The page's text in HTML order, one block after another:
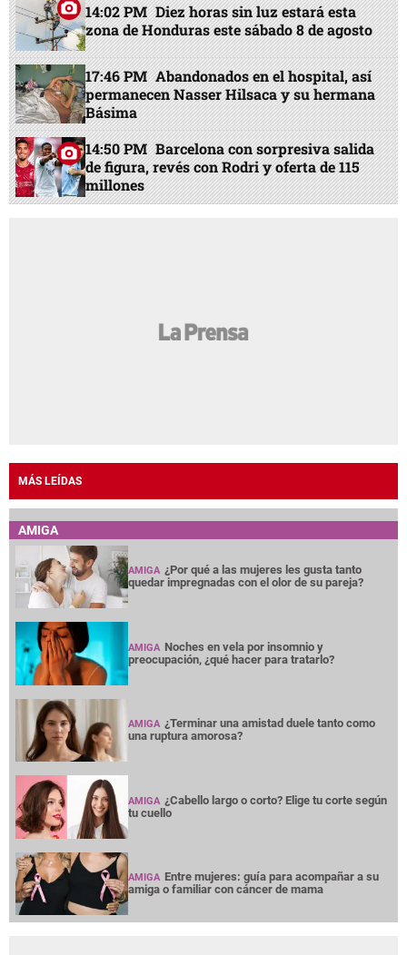
14:02 PM Diez horas sin luz estará esta
zona de Honduras este sábado 8 de agosto
17:46 PM Abandonados en el hospital, así
permanecen Nasser Hilsaca y su hermana
Básima
14:50 PM Barcelona con sorpresiva salida
de figura, revés con Rodri y oferta de 115
millones
MÁS LEÍDAS
AMIGA
AMIGA ¿Por qué a las mujeres les gusta tanto
quedar impregnadas con el olor de su pareja?
AMIGA Noches en vela por insomnio y
preocupación, ¿qué hacer para tratarlo?
AMIGA ¿Terminar una amistad duele tanto como
una ruptura amorosa?
AMIGA ¿Cabello largo o corto? Elige tu corte según
tu cuello
AMIGA Entre mujeres: guía para acompañar a su
amiga o familiar con cáncer de mama